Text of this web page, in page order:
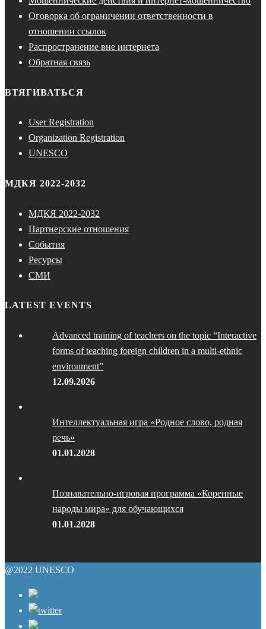
Оговорка об ограничении ответственности в
отношении ссылок
Распространение вне интернета
Обратная связь
ВТЯГИВАТЬСЯ
User Registration
Organization Registration
UNESCO
МДКЯ 2022-2032
МДКЯ 2022-2032
Партнерские отношения
События
Ресурсы
СМИ
LATEST EVENTS
Advanced training of teachers on the topic “Interactive
forms of teaching foreign children in a multi-ethnic
environment”
12.09.2026
Интеллектуальная игра «Родное слово, родная
речь»
01.01.2028
Познавательно-игровая программа «Коренные
народы мира» для обучающихся
01.01.2028
@2022 UNESCO